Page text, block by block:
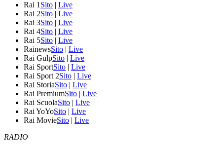
Rai 1 Sito | Live
Rai 2Sito | Live
Rai 3Sito | Live
Rai 4Sito | Live
Rai 5Sito | Live
RainewsSito | Live
Rai GulpSito | Live
Rai SportSito | Live
Rai Sport 2Sito | Live
Rai StoriaSito | Live
Rai PremiumSito | Live
Rai ScuolaSito | Live
Rai YoYoSito | Live
Rai MovieSito | Live
RADIO